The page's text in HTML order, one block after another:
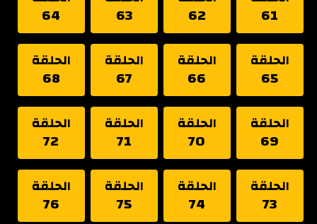
61
62
63
64
الحلقة
65
الحلقة
66
الحلقة
67
الحلقة
68
الحلقة
69
الحلقة
70
الحلقة
71
الحلقة
72
الحلقة
73
الحلقة
74
الحلقة
75
الحلقة
76